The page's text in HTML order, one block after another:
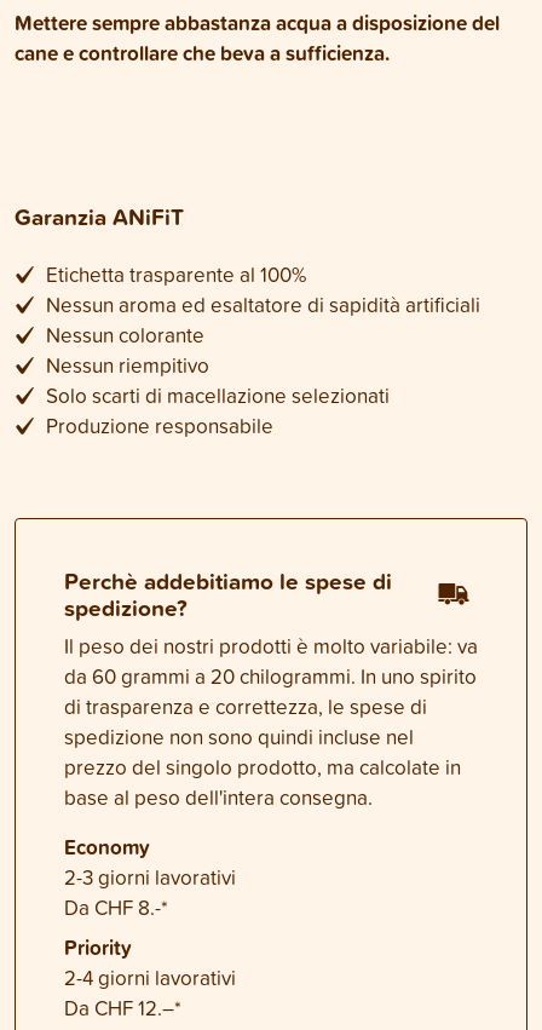
Mettere sempre abbastanza acqua a disposizione del
cane e controllare che beva a sufficienza.
Garanzia ANiFiT
Etichetta trasparente al 100%
Nessun aroma ed esaltatore di sapidità artificiali
Nessun colorante
Nessun riempitivo
Solo scarti di macellazione selezionati
Produzione responsabile
Perchè addebitiamo le spese di
spedizione?
Il peso dei nostri prodotti è molto variabile: va
da 60 grammi a 20 chilogrammi. In uno spirito
di trasparenza e correttezza, le spese di
spedizione non sono quindi incluse nel
prezzo del singolo prodotto, ma calcolate in
base al peso dell'intera consegna.
Economy
2-3 giorni lavorativi
Da CHF 8.-*
Priority
2-4 giorni lavorativi
Da CHF 12.–*